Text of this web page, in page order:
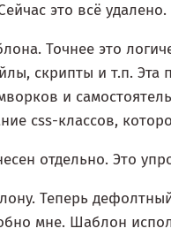
это всё удалено.
Точнее это
скрипты и т.п. Эта
и
css-классов,
отдельно. Это
Теперь
мне. Шаблон